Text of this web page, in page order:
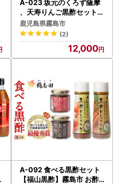
A-023 坂元のくろず薩摩
、天寿りんご黒酢セット【
坂元のくろず】
鹿児島県霧島市
(2)
12,000
A-092 食べる黒酢セット
【福山黒酢】霧島市 お酢